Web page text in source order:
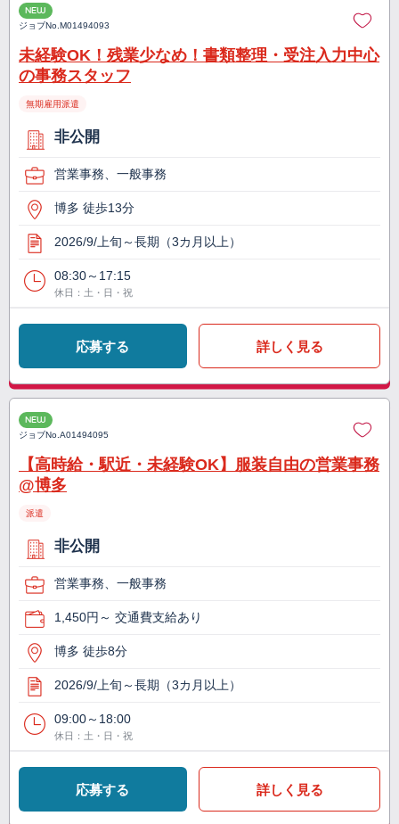
NEW
ジョブNo.M01494093
未経験OK！残業少なめ！書類整理・受注入力中心
の事務スタッフ
無期雇用派遣
非公開
営業事務、一般事務
博多 徒歩13分
2026/9/上旬～長期（3カ月以上）
08:30～17:15
休日：土・日・祝
応募する 詳しく見る
NEW
ジョブNo.A01494095
【高時給・駅近・未経験OK】服装自由の営業事務
@博多
派遣
非公開
営業事務、一般事務
1,450円～ 交通費支給あり
博多 徒歩8分
2026/9/上旬～長期（3カ月以上）
09:00～18:00
休日：土・日・祝
応募する 詳しく見る